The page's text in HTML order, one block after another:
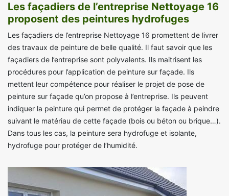
Les façadiers de l’entreprise Nettoyage 16
proposent des peintures hydrofuges
Les façadiers de l’entreprise Nettoyage 16 promettent de livrer
des travaux de peinture de belle qualité. Il faut savoir que les
façadiers de l’entreprise sont polyvalents. Ils maitrisent les
procédures pour l’application de peinture sur façade. Ils
mettent leur compétence pour réaliser le projet de pose de
peinture sur façade qu’on propose à l’entreprise. Ils peuvent
indiquer la peinture qui permet de protéger la façade à peindre
suivant le matériau de cette façade (bois ou béton ou brique…).
Dans tous les cas, la peinture sera hydrofuge et isolante,
hydrofuge pour protéger de l’humidité.